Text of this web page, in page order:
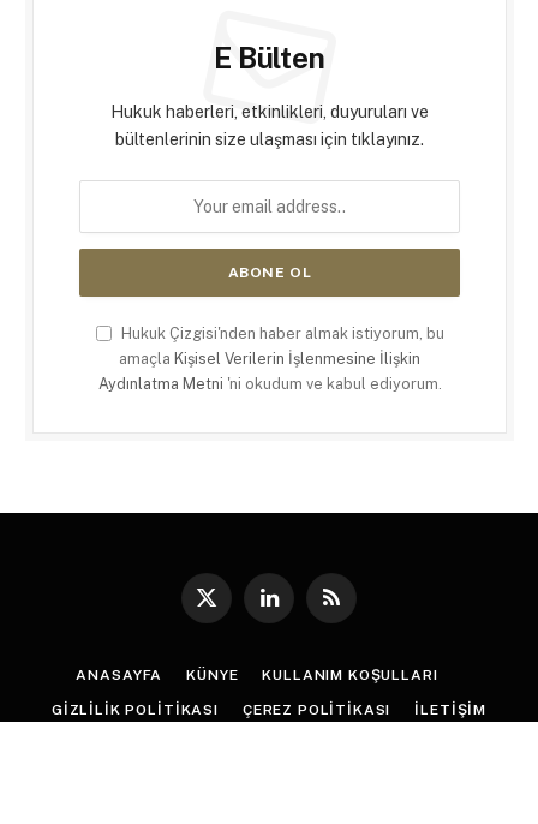
E Bülten
Hukuk haberleri, etkinlikleri, duyuruları ve
bültenlerinin size ulaşması için tıklayınız.
Hukuk Çizgisi'nden haber almak istiyorum, bu
amaçla Kişisel Verilerin İşlenmesine İlişkin
Aydınlatma Metni 'ni okudum ve kabul ediyorum.
X
LinkedInRSS
ANASAYFA KÜNYE KULLANIM KOŞULLARI
GIZLILIK POLITIKASI ÇEREZ POLITIKASI İLETIŞIM